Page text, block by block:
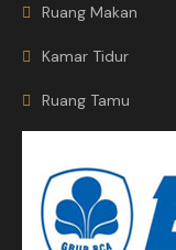
Ruang Makan
Kamar Tidur
Ruang Tamu